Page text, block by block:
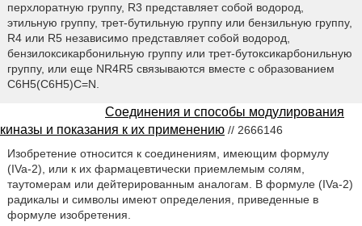
перхлоратную группу, R3 представляет собой водород,
этильную группу, трет-бутильную группу или бензильную группу,
R4 или R5 независимо представляет собой водород,
бензилоксикарбонильную группу или трет-бутоксикарбонильную
группу, или еще NR4R5 связываются вместе с образованием
C6H5(C6H5)C=N.
Соединения и способы модулирования
киназы и показания к их применению // 2666146
Изобретение относится к соединениям, имеющим формулу
(IVa-2), или к их фармацевтически приемлемым солям,
таутомерам или дейтерированным аналогам. В формуле (IVa-2)
радикалы и символы имеют определения, приведенные в
формуле изобретения.